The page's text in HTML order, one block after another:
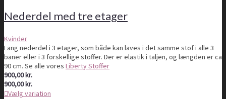
Nederdel med tre etager
Kvinder
Lang nederdel i 3 etager, som både kan laves i det samme stof i alle 3
baner eller i 3 forskellige stoffer. Der er elastik i taljen, og længden er ca
90 cm. Se alle vores Liberty Stoffer
900,00kr.
900,00kr.
Vælg variation